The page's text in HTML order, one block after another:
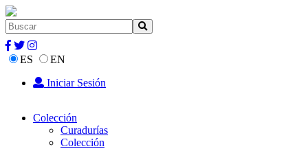
ES
EN
Iniciar Sesión
Colección
Curadurías
Colección